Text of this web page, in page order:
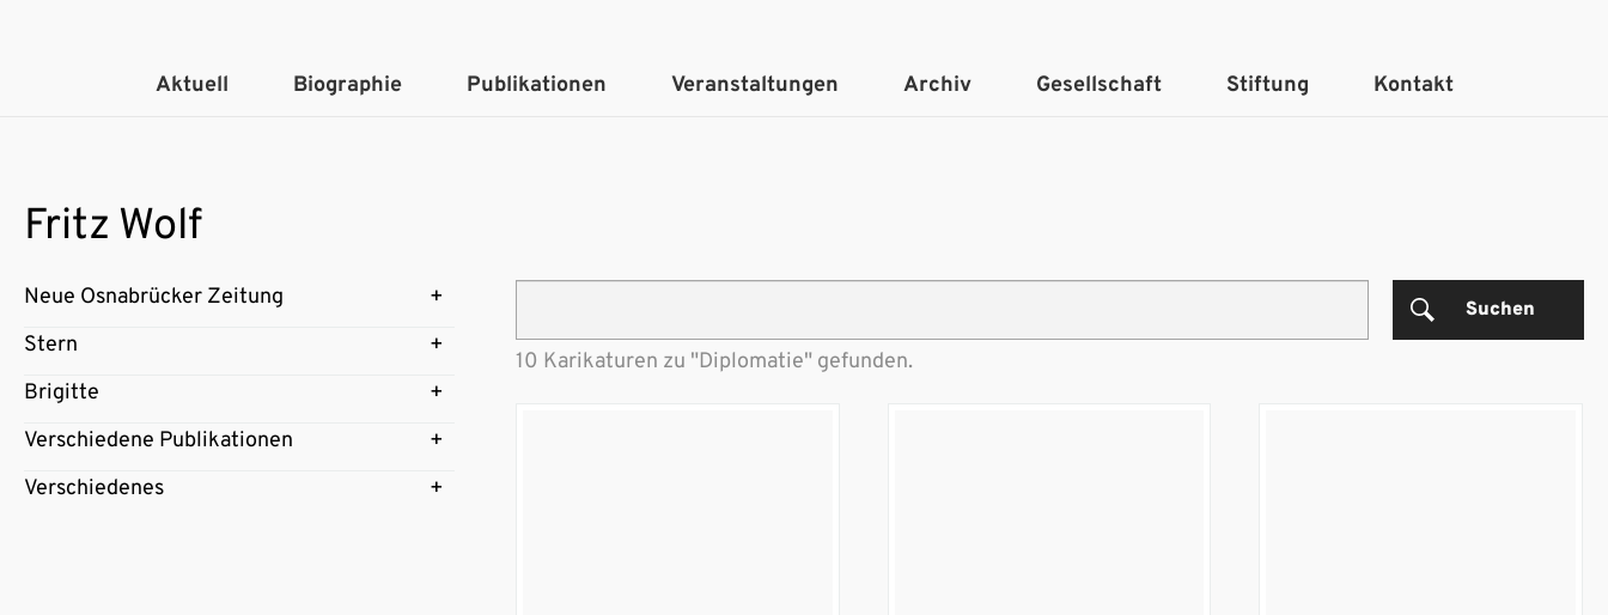
Aktuell Biographie Publikationen Veranstaltungen Archiv Gesellschaft Stiftung Kontakt
Fritz Wolf
Neue Osnabrücker Zeitung
Stern
Brigitte
Verschiedene Publikationen
Verschiedenes
Suchen
10 Karikaturen zu "Diplomatie" gefunden.